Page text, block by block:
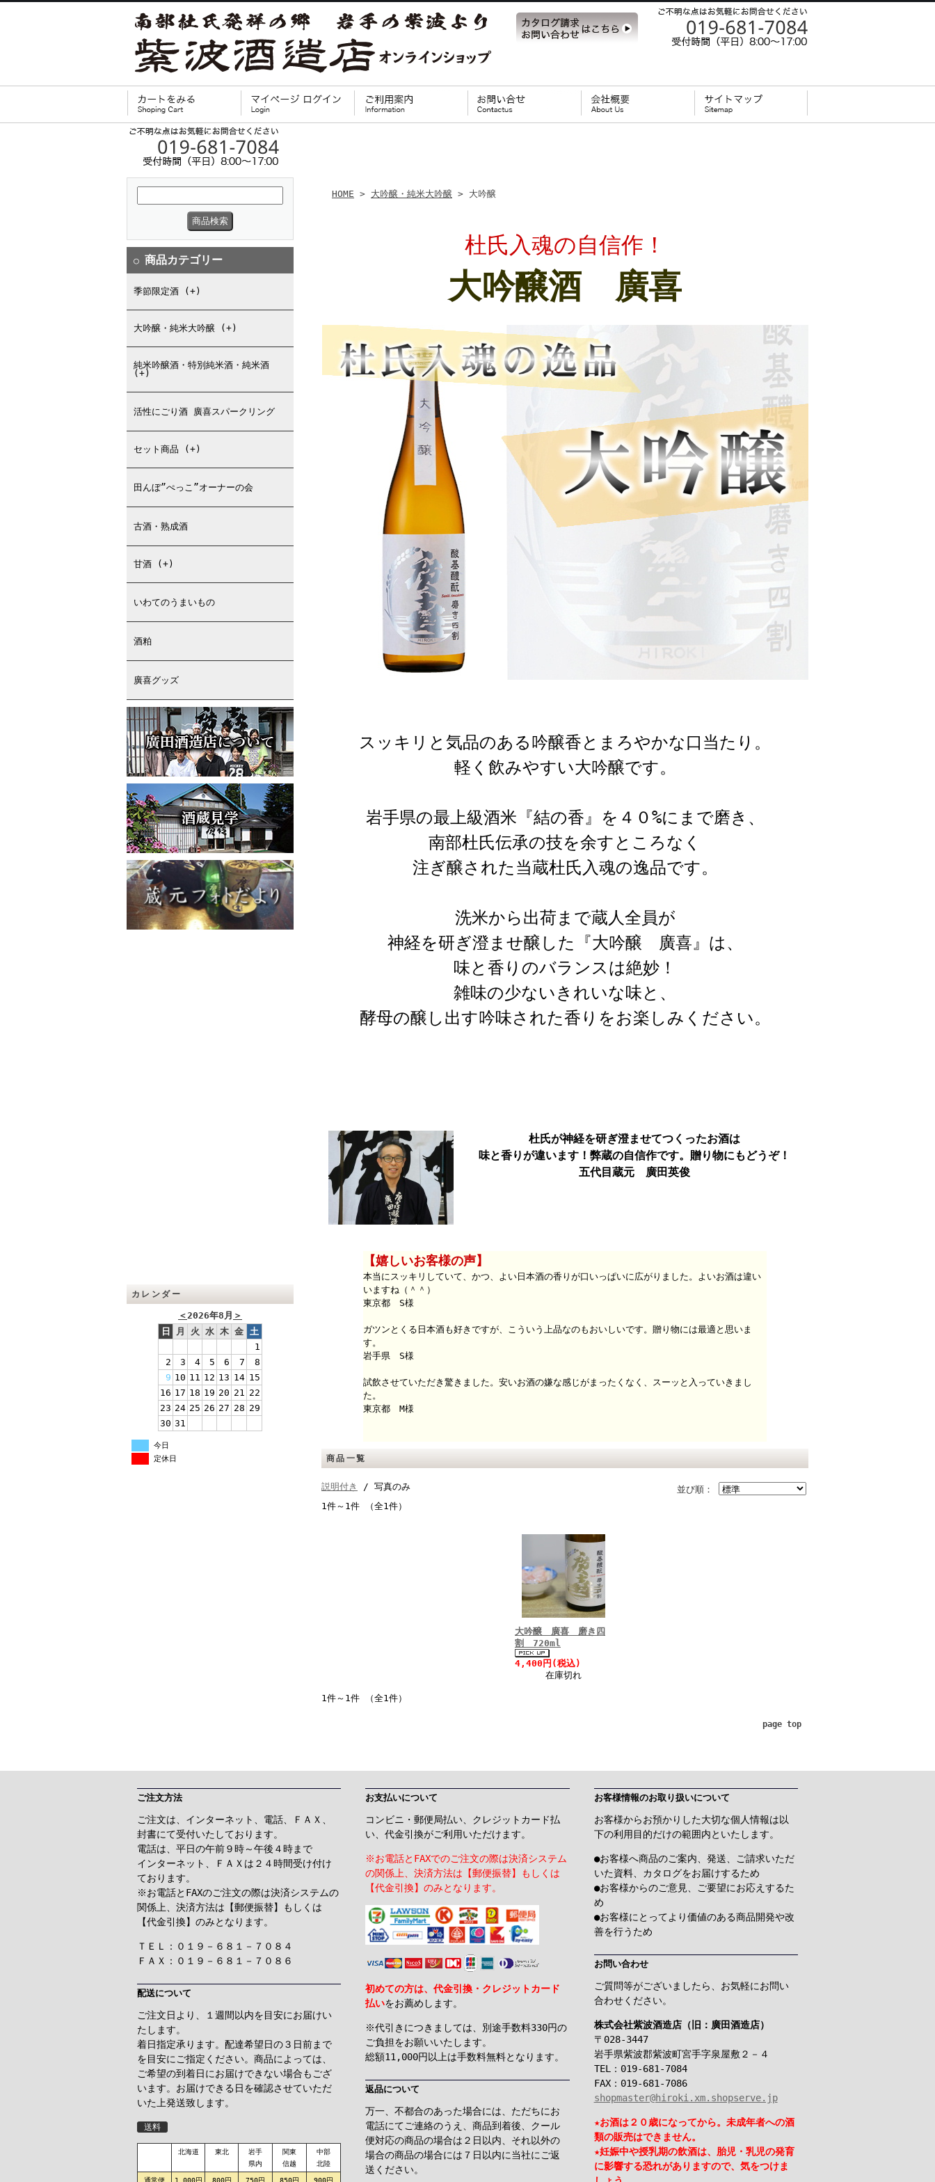
○ 商品カテゴリー
季節限定酒 (+)
大吟醸・純米大吟醸 (+)
純米吟醸酒・特別純米酒・純米酒
(+)
活性にごり酒 廣喜スパークリング
セット商品 (+)
田んぼ”ぺっこ”オーナーの会
古酒・熟成酒
甘酒 (+)
いわてのうまいもの
酒粕
廣喜グッズ
カレンダー
＜2026年8月 ＞
日
月 火 水 木 金 土
1
2
3 4 5 6 7
8
9 10 11 12 13 14 15
16 17 18 19 20 21 22
23 24 25 26 27 28 29
30 31
今日
定休日
HOME > 大吟醸・純米大吟醸 > 大吟醸
杜氏入魂の自信作！
大吟醸酒 廣喜
スッキリと気品のある吟醸香とまろやかな口当たり。
軽く飲みやすい大吟醸です。
岩手県の最上級酒米『結の香』を４０%にまで磨き、
南部杜氏伝承の技を余すところなく
注ぎ醸された当蔵杜氏入魂の逸品です。
洗米から出荷まで蔵人全員が
神経を研ぎ澄ませ醸した『大吟醸 廣喜』は、
味と香りのバランスは絶妙！
雑味の少ないきれいな味と、
酵母の醸し出す吟味された香りをお楽しみください。
杜氏が神経を研ぎ澄ませてつくったお酒は
味と香りが違います！弊蔵の自信作です。贈り物にもどうぞ！
五代目蔵元 廣田英俊
【嬉しいお客様の声】
本当にスッキリしていて、かつ、よい日本酒の香りが口いっぱいに広がりました。よいお酒は違い
いますね（＾＾）
東京都 S様
ガツンとくる日本酒も好きですが、こういう上品なのもおいしいです。贈り物には最適と思いま
す。
岩手県 S様
試飲させていただき驚きました。安いお酒の嫌な感じがまったくなく、スーッと入っていきまし
た。
東京都 M様
商品一覧
並び順：
説明付き
/ 写真のみ
1件～1件 （全1件）
大吟醸 廣喜 磨き四
割 720ml
4,400円(税込)
在庫切れ
1件～1件 （全1件）
page top
ご注文方法
ご注文は、インターネット、電話、ＦＡＸ、
封書にて受付いたしております。
電話は、平日の午前９時～午後４時まで
インターネット、ＦＡＸは２４時間受け付け
ております。
※お電話とFAXのご注文の際は決済システムの
関係上、決済方法は【郵便振替】もしくは
【代金引換】のみとなります。
ＴＥＬ：０１９－６８１－７０８４
ＦＡＸ：０１９－６８１－７０８６
配送について
ご注文日より、１週間以内を目安にお届けい
たします。
着日指定承ります。配達希望日の３日前まで
を目安にご指定ください。商品によっては、
ご希望の到着日にお届けできない場合もござ
います。お届けできる日を確認させていただ
いた上発送致します。
送料
北海道 東北
岩手
県内
関東
信越
中部
北陸
通常便 1,000円 800円 750円 850円 900円
お支払いについて
コンビニ・郵便局払い、クレジットカード払
い、代金引換がご利用いただけます。
※お電話とFAXでのご注文の際は決済システム
の関係上、決済方法は【郵便振替】もしくは
【代金引換】のみとなります。
初めての方は、代金引換・クレジットカード
払いをお薦めします。
※代引きにつきましては、別途手数料330円の
ご負担をお願いいたします。
総額11,000円以上は手数料無料となります。
返品について
万一、不都合のあった場合には、ただちにお
電話にてご連絡のうえ、商品到着後、クール
便対応の商品の場合は２日以内、それ以外の
場合の商品の場合には７日以内に当社にご返
送ください。
お客様情報のお取り扱いについて
お客様からお預かりした大切な個人情報は以
下の利用目的だけの範囲内といたします。
●お客様へ商品のご案内、発送、ご請求いただ
いた資料、カタログをお届けするため
●お客様からのご意見、ご要望にお応えするた
め
●お客様にとってより価値のある商品開発や改
善を行うため
お問い合わせ
ご質問等がございましたら、お気軽にお問い
合わせください。
株式会社紫波酒造店（旧：廣田酒造店）
〒028-3447
岩手県紫波郡紫波町宮手字泉屋敷２－４
TEL：019-681-7084
FAX：019-681-7086
shopmaster@hiroki.xm.shopserve.jp
★お酒は２０歳になってから。未成年者への酒
類の販売はできません。
★妊娠中や授乳期の飲酒は、胎児・乳児の発育
に影響する恐れがありますので、気をつけま